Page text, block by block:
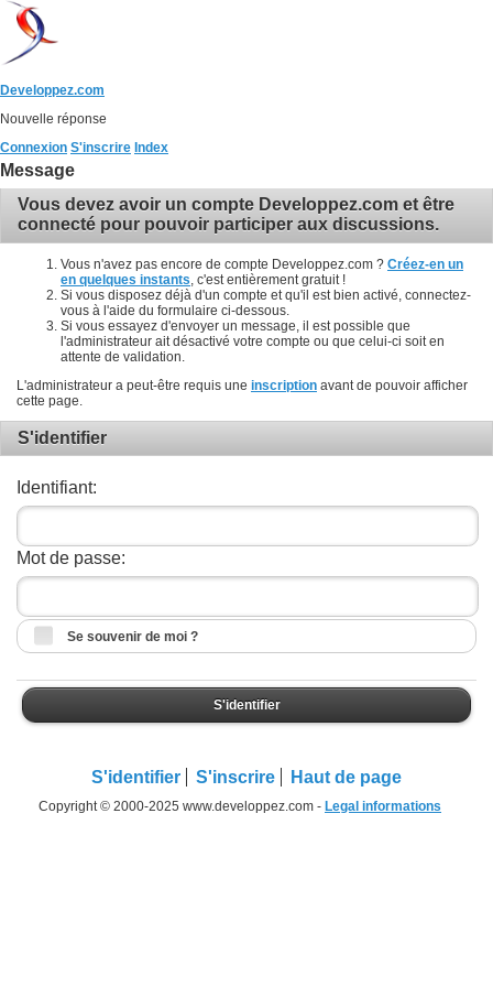
Developpez.com
Nouvelle réponse
Connexion S'inscrire Index
Message
Vous devez avoir un compte Developpez.com et être
connecté pour pouvoir participer aux discussions.
Vous n'avez pas encore de compte Developpez.com ? Créez-en un
en quelques instants , c'est entièrement gratuit !
Si vous disposez déjà d'un compte et qu'il est bien activé, connectez-
vous à l'aide du formulaire ci-dessous.
Si vous essayez d'envoyer un message, il est possible que
l'administrateur ait désactivé votre compte ou que celui-ci soit en
attente de validation.
L'administrateur a peut-être requis une inscription avant de pouvoir afficher
cette page.
S'identifier
Identifiant:
Mot de passe:
Se souvenir de moi ?
S'identifier
S'identifier S'inscrire Haut de page
Copyright © 2000-2025 www.developpez.com - Legal informations